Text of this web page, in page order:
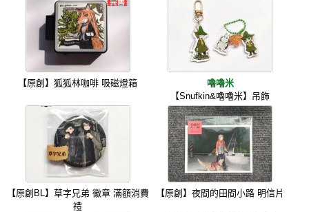
【原創】狐狐林咖啡 吸磁燈箱
嚕嚕米
【Snufkin&嚕嚕米】吊飾
【原創BL】草字兄弟 徽章 滿額消費
禮
【原創】夜間的田間小路 明信片